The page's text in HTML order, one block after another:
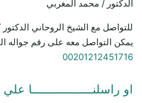
الدكتور / محمد المغربي
للتواصل مع الشيخ الروحاني
يمكن التواصل معه على رقم جواله
00201212451716
او راسلنـــــــــــــــــا علي